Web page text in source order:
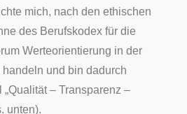
mich, nach den ethischen
des Berufskodex für die
Werteorientierung in der
und bin dadurch
– Transparenz –
unten).